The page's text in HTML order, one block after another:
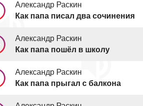
Александр Раскин
Как папа писал два сочинения
Александр Раскин
Как папа пошёл в школу
Александр Раскин
Как папа прыгал с балкона